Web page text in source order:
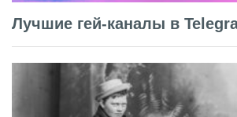
Лучшие гей-каналы в